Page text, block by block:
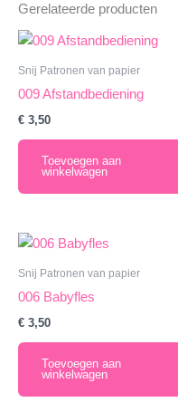
Gerelateerde producten
Snij Patronen van papier
009 Afstandbediening
€ 3,50
Toevoegen aan
winkelwagen
Snij Patronen van papier
006 Babyfles
€ 3,50
Toevoegen aan
winkelwagen